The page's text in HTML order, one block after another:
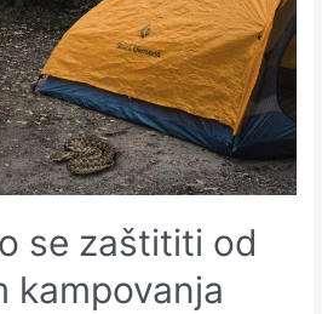
se zaštititi od
kampovanja